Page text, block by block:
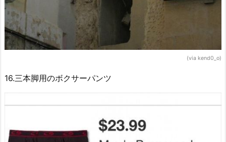
(via kend0_o)
16.三本脚用のボクサーパンツ